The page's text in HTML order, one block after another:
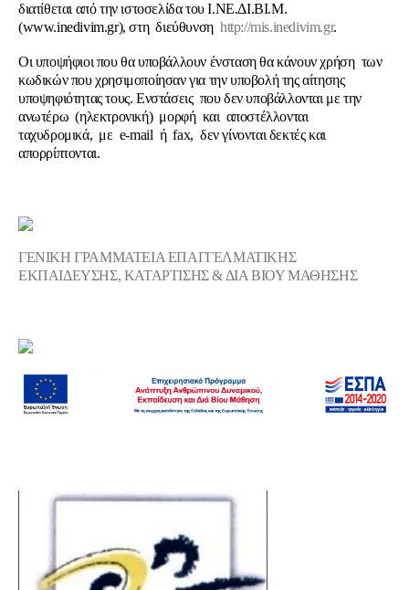
διατίθεται από την ιστοσελίδα του Ι.ΝΕ.ΔΙ.ΒΙ.Μ.
(www.inedivim.gr), στη διεύθυνση http://mis.inedivim.gr.
Οι υποψήφιοι που θα υποβάλλουν ένσταση θα κάνουν χρήση των
κωδικών που χρησιμοποίησαν για την υποβολή της αίτησης
υποψηφιότητας τους. Ενστάσεις που δεν υποβάλλονται με την
ανωτέρω (ηλεκτρονική) μορφή και αποστέλλονται
ταχυδρομικά, με e-mail ή fax, δεν γίνονται δεκτές και
απορρίπτονται.
ΓΕΝΙΚΗ ΓΡΑΜΜΑΤΕΙΑ ΕΠΑΓΓΕΛΜΑΤΙΚΗΣ
ΕΚΠΑΙΔΕΥΣΗΣ, ΚΑΤΑΡΤΙΣΗΣ & ΔΙΑ ΒΙΟΥ ΜΑΘΗΣΗΣ